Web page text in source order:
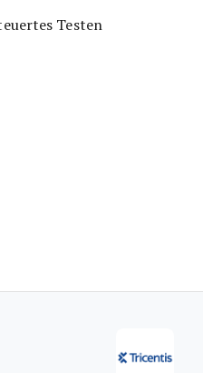
Testen